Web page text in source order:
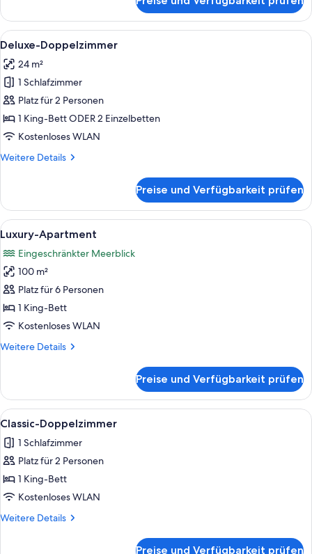
Doppelzimmer
Alle
Fotos
für
Deluxe-
Doppelzimmer
anzeigen
Ein modernes Schlafzimmer mit
1
Deluxe-Doppelzimmer
24 m²
1 Schlafzimmer
Platz für 2 Personen
1 King-Bett ODER 2 Einzelbetten
Kostenloses WLAN
Weitere Details
Weitere
Doppelzimmer
Preise und Verfügbarkeit prüfen
Alle
Fotos
für
Luxury-
Apartment
anzeigen
Ein modernes Wohnzimmer mit
1
Luxury-Apartment
Eingeschränkter Meerblick
100 m²
Platz für 6 Personen
1 King-Bett
Kostenloses WLAN
Weitere Details
Weitere
Apartment
Preise und Verfügbarkeit prüfen
Alle
Fotos
für
Classic-
Doppelzimmer
anzeigen
Ein modernes Schlafzimmer mit
1
Classic-Doppelzimmer
1 Schlafzimmer
Platz für 2 Personen
1 King-Bett
Kostenloses WLAN
Weitere Details
Weitere
Preise und Verfügbarkeit prüfen